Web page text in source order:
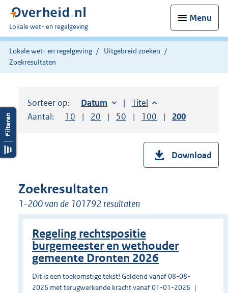
Menu
U
bent
hier:
Lokale wet- en regelgeving
Lokale wet- en regelgeving
Uitgebreid zoeken
Zoekresultaten
Sorteer op: Sorteer op:
Datum oplopendSorteer op:
Titel oplopend
Aantal:
Toon
10 resultaten per pagina
Toon
20 resultaten per pagina
Toon
50 resultaten per pagina
Toon
100 resultaten per
Toon
200
Download
Zoekresultaten
1-200 van de 101792 resultaten
Regeling rechtspositie
burgemeester en wethouder
gemeente Dronten 2026
Dit is een toekomstige tekst! Geldend vanaf 08-08-
2026 met terugwerkende kracht vanaf 01-01-2026